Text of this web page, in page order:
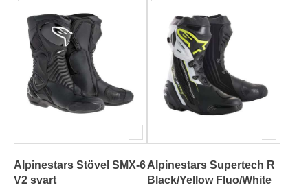
Alpinestars Stövel SMX-6
V2 svart
Alpinestars Supertech R
Black/Yellow Fluo/White